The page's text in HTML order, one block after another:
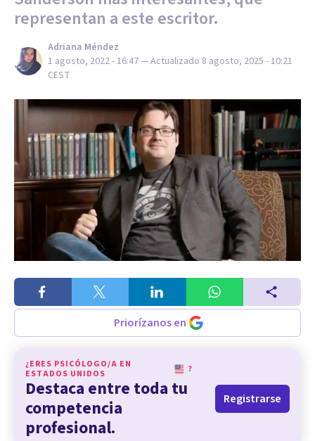
representan a este escritor.
Adriana Méndez
1 agosto, 2022 - 16:47— Actualizado 8 agosto, 2025 - 10:21
CEST
Priorízanos en
¿ERES PSICÓLOGO/A EN
ESTADOS UNIDOS
?
Destaca entre toda tu
competencia
profesional.
Registrarse